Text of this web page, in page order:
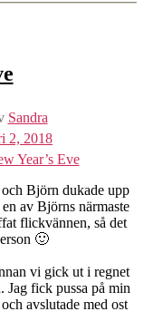
Sandra
2, 2018
Year’s Eve
Björn dukade upp
av Björns närmaste
flickvännen, så det
🙂
vi gick ut i regnet
Jag fick pussa på min
avslutade med ost